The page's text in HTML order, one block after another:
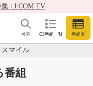
| J:COM TV
CS番組一覧 番組表
検索
スマイル
組